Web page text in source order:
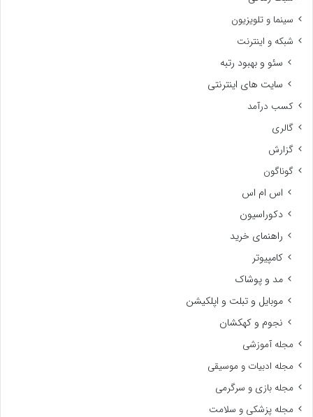
سینما و تلویزیون
شبکه و اینترنت
سئو و بهبود رتبه
سایت های اینترنتی
کسب درآمد
گالری
گزارش
گوناگون
اس ام اس
دکوراسیون
راهنمای خرید
کامپیوتر
مد و پوشاک
موبایل و تبلت و اپلکیشن
نجوم و کهکشان
مجله آموزشی
مجله ادبیات و موسیقی
مجله بازی و سرگرمی
مجله پزشکی و سلامت